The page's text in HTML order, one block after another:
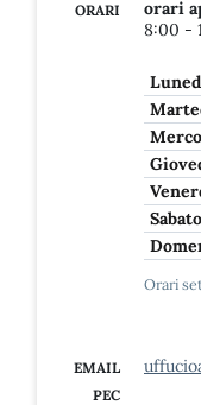
ORARI
orari
8:00 -
Orari
Sabato
EMAIL
PEC